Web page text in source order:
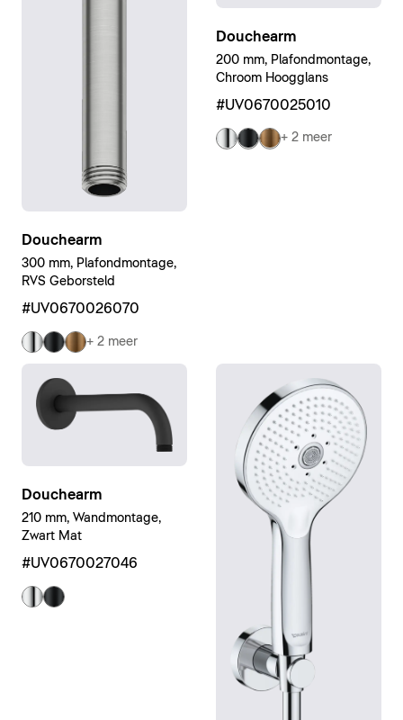
Douchearm
300 mm, Plafondmontage,
RVS Geborsteld
#UV0670026070
+ 2 meer
Douchearm
200 mm, Plafondmontage,
Chroom Hoogglans
#UV0670025010
+ 2 meer
Douchearm
210 mm, Wandmontage,
Zwart Mat
#UV0670027046